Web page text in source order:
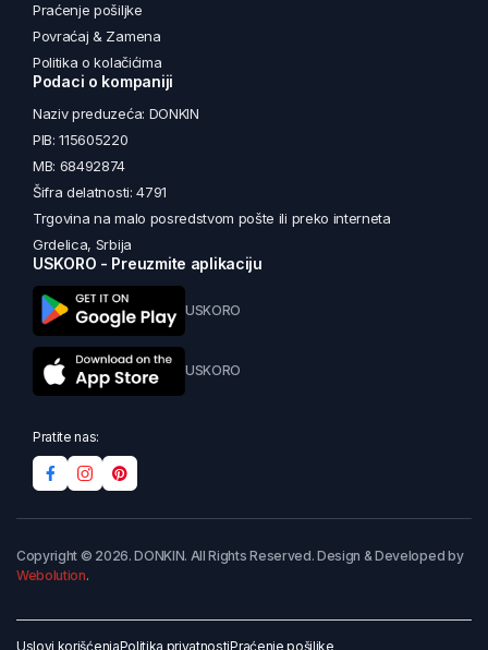
Praćenje pošiljke
Povraćaj & Zamena
Politika o kolačićima
Podaci o kompaniji
Naziv preduzeća: DONKIN
PIB: 115605220
MB: 68492874
Šifra delatnosti: 4791
Trgovina na malo posredstvom pošte ili preko interneta
Grdelica, Srbija
USKORO - Preuzmite aplikaciju
USKORO
USKORO
Pratite nas:
Copyright © 2026. DONKIN. All Rights Reserved. Design & Developed by
Webolution.
Uslovi korišćenjaPolitika privatnostiPraćenje pošiljke